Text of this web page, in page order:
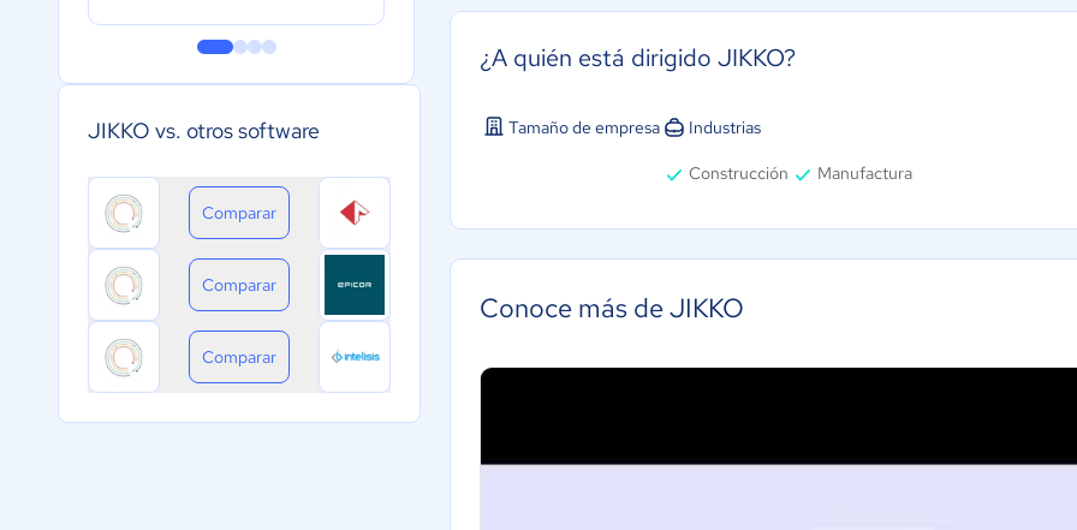
JIKKO vs. otros software
Comparar
Comparar
Comparar
¿A quién está dirigido JIKKO?
Tamaño de empresa Industrias
Construcción Manufactura
Conoce más de JIKKO